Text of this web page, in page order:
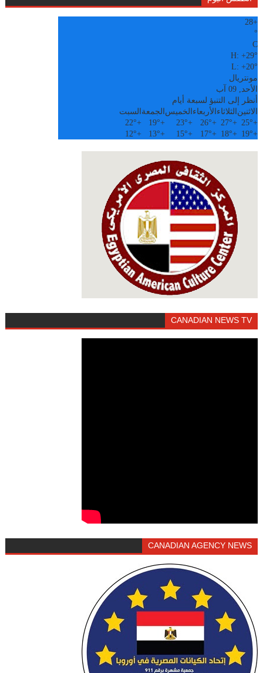
+
28
°
C
H:+29°
L:+20°
مونتريال
الأحد, 09 آب
أنظر إلى التنبؤ لسبعة أيام
الاثنين الثلاثاء الأربعاء الخميس الجمعة السبت
+
25°
+
27°
+
26°
+
23°
+
19°
+
22°
+
19°
+
18°
+
17°
+
15°
+
13°
+
12°
CANADIAN NEWS TV
CANADIAN AGENCY NEWS